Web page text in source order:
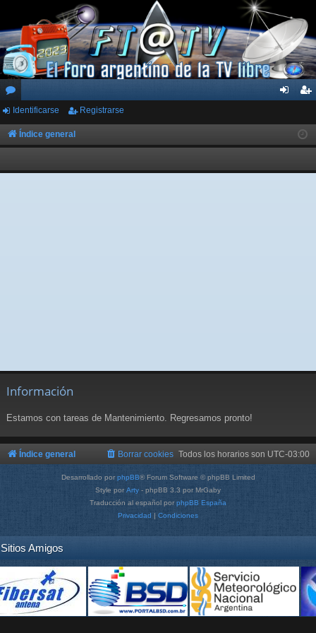
or
os
ar
ist
rs
Identificarse Registrarse
Índice general
Información
Estamos con tareas de Mantenimiento. Regresamos pronto!
Índice general Todos los horarios son UTC-03:00
Borrar cookies
Desarrollado por phpBB® Forum Software © phpBB Limited
Style por Arty - phpBB 3.3 por MrGaby
Traducción al español por phpBB España
Privacidad | Condiciones
Sitios Amigos